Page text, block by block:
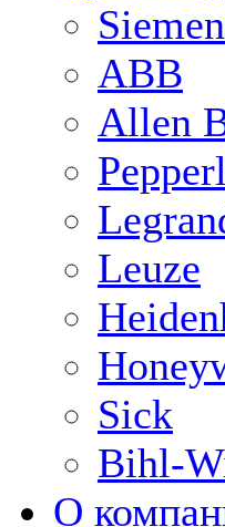
ABB
Allen
Leuze
Sick
Bihl-
О